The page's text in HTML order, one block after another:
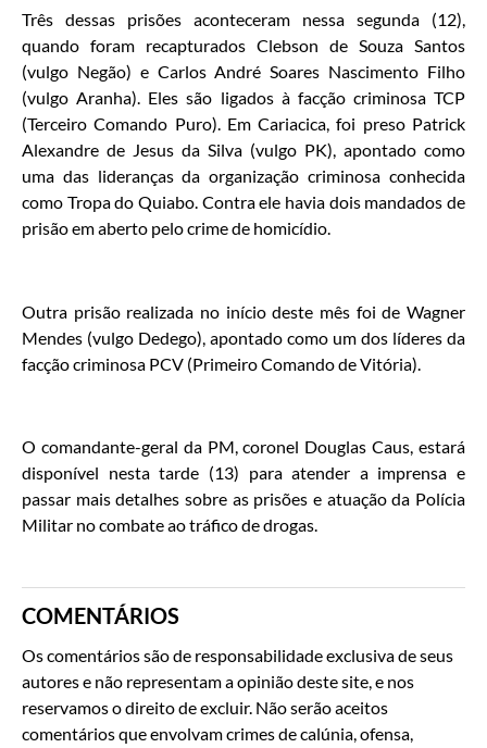
Três dessas prisões aconteceram nessa segunda (12),
quando foram recapturados Clebson de Souza Santos
(vulgo Negão) e Carlos André Soares Nascimento Filho
(vulgo Aranha). Eles são ligados à facção criminosa TCP
(Terceiro Comando Puro). Em Cariacica, foi preso Patrick
Alexandre de Jesus da Silva (vulgo PK), apontado como
uma das lideranças da organização criminosa conhecida
como Tropa do Quiabo. Contra ele havia dois mandados de
prisão em aberto pelo crime de homicídio.
Outra prisão realizada no início deste mês foi de Wagner
Mendes (vulgo Dedego), apontado como um dos líderes da
facção criminosa PCV (Primeiro Comando de Vitória).
O comandante-geral da PM, coronel Douglas Caus, estará
disponível nesta tarde (13) para atender a imprensa e
passar mais detalhes sobre as prisões e atuação da Polícia
Militar no combate ao tráfico de drogas.
COMENTÁRIOS
Os comentários são de responsabilidade exclusiva de seus
autores e não representam a opinião deste site, e nos
reservamos o direito de excluir. Não serão aceitos
comentários que envolvam crimes de calúnia, ofensa,